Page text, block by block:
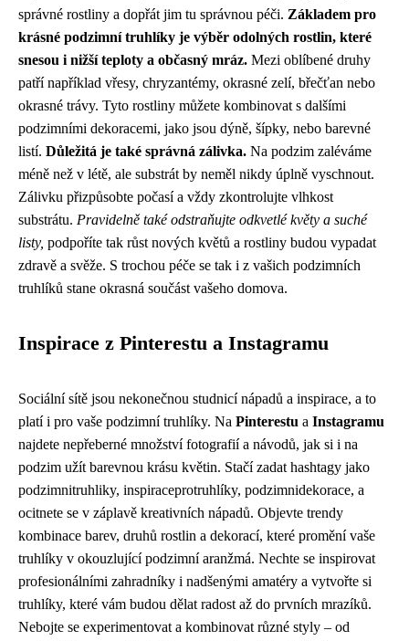
správné rostliny a dopřát jim tu správnou péči. Základem pro
krásné podzimní truhlíky je výběr odolných rostlin, které
snesou i nižší teploty a občasný mráz. Mezi oblíbené druhy
patří například vřesy, chryzantémy, okrasné zelí, břečťan nebo
okrasné trávy. Tyto rostliny můžete kombinovat s dalšími
podzimními dekoracemi, jako jsou dýně, šípky, nebo barevné
listí. Důležitá je také správná zálivka. Na podzim zaléváme
méně než v létě, ale substrát by neměl nikdy úplně vyschnout.
Zálivku přizpůsobte počasí a vždy zkontrolujte vlhkost
substrátu. Pravidelně také odstraňujte odkvetlé květy a suché
listy, podpoříte tak růst nových květů a rostliny budou vypadat
zdravě a svěže. S trochou péče se tak i z vašich podzimních
truhlíků stane okrasná součást vašeho domova.
Inspirace z Pinterestu a Instagramu
Sociální sítě jsou nekonečnou studnicí nápadů a inspirace, a to
platí i pro vaše podzimní truhlíky. Na Pinterestu a Instagramu
najdete nepřeberné množství fotografií a návodů, jak si i na
podzim užít barevnou krásu květin. Stačí zadat hashtagy jako
podzimnitruhliky, inspiraceprotruhlíky, podzimnidekorace, a
ocitnete se v záplavě kreativních nápadů. Objevte trendy
kombinace barev, druhů rostlin a dekorací, které promění vaše
truhlíky v okouzlující podzimní aranžmá. Nechte se inspirovat
profesionálními zahradníky i nadšenými amatéry a vytvořte si
truhlíky, které vám budou dělat radost až do prvních mrazíků.
Nebojte se experimentovat a kombinovat různé styly – od